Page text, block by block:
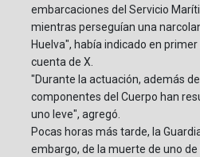
embarcaciones del Servicio
mientras perseguían una
Huelva", había indicado en
cuenta de X.
"Durante la actuación, además
componentes del Cuerpo han
uno leve", agregó.
Pocas horas más tarde, la
embargo, de la muerte de uno de